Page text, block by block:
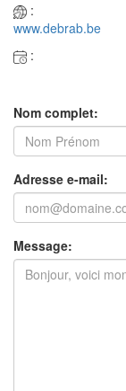
:
www.debrab.be
:
Nom complet:
Adresse e-mail:
Message: